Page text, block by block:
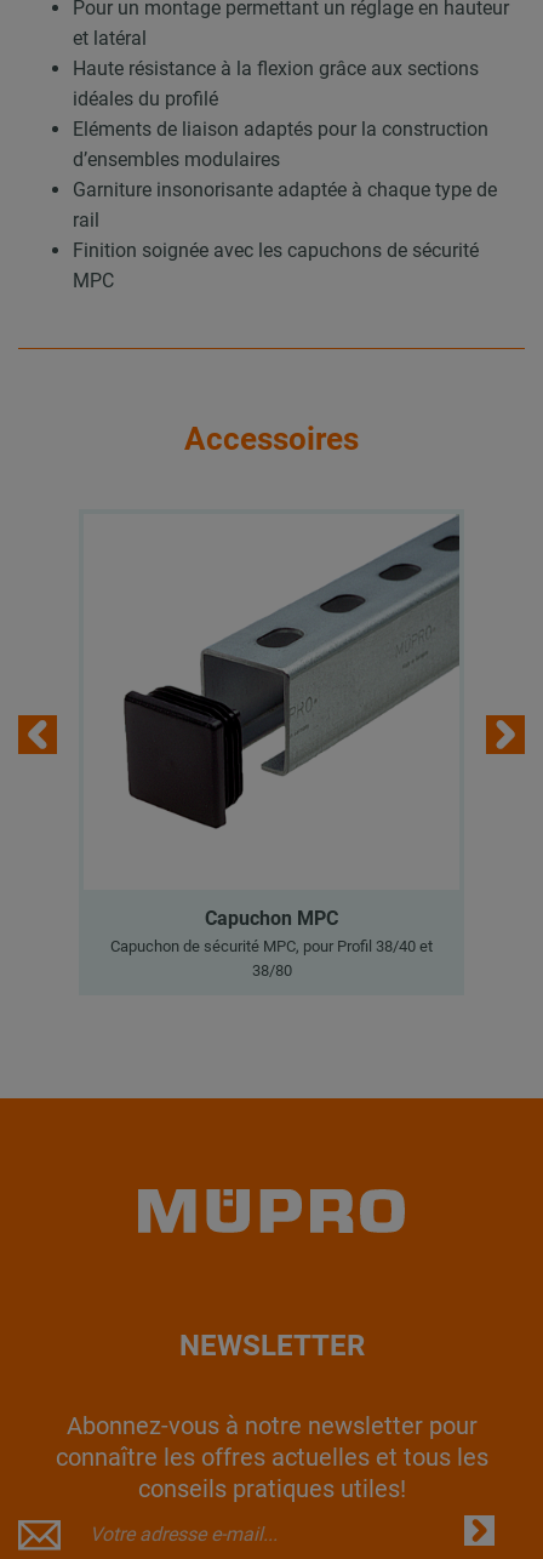
Pour un montage permettant un réglage en hauteur
et latéral
Haute résistance à la flexion grâce aux sections
idéales du profilé
Eléments de liaison adaptés pour la construction
d’ensembles modulaires
Garniture insonorisante adaptée à chaque type de
rail
Finition soignée avec les capuchons de sécurité
MPC
Accessoires
Capuchon MPC
Capuchon de sécurité MPC, pour Profil 38/40 et
38/80
NEWSLETTER
Abonnez-vous à notre newsletter pour
connaître les offres actuelles et tous les
conseils pratiques utiles!